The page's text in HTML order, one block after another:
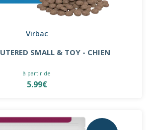
Virbac
SMALL & TOY - CHIEN
à partir de
5.99€